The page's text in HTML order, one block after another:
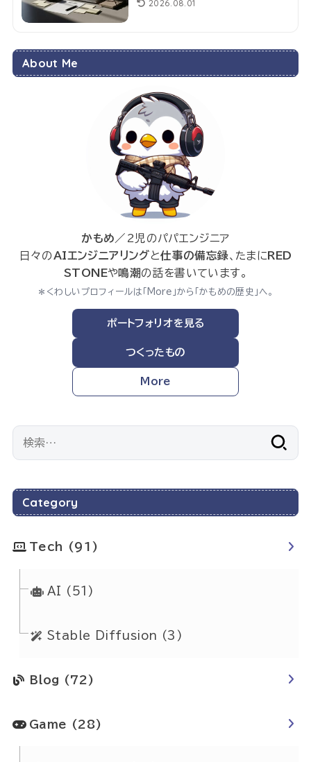
2026.08.01
About Me
かもめ／2児のパパエンジニア
日々のAIエンジニアリングと仕事の備忘録、たまに RED
STONEや鳴潮の話を書いています。
＊くわしいプロフィールは「More」から「かもめの歴史」へ。
ポートフォリオを見る
つくったもの
More
Category
Tech (91)
AI (51)
Stable Diffusion (3)
Blog (72)
Game (28)